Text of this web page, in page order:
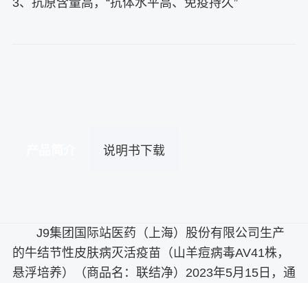
3、抗原含量高，“抗体水平高、免疫持久”
说明书下载
J9集团国际站医药（上海）股份有限公司生产
的牛结节性皮肤病灭活疫苗（山羊痘病毒AV41株，
悬浮培养）（商品名：联结净）2023年5月15日，通